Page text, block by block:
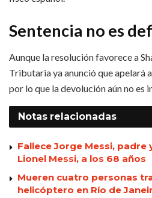
Sentencia no es
Aunque la resolución favorece a
Tributaria ya anunció que apelará
por lo que la devolución aún no es
Notas relacionadas
Fallece Jorge Messi,
Lionel Messi, a los 68 años
Mueren cuatro personas
helicóptero en Río de